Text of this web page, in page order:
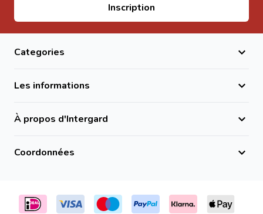
Inscription
Categories
Les informations
À propos d'Intergard
Coordonnées